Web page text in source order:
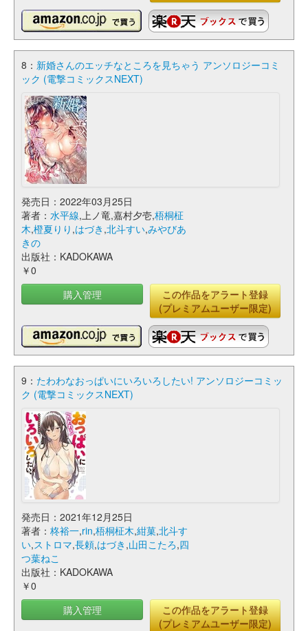
8： 新婚さんのエッチなところを見ちゃう アンソロジーコミ
ック (電撃コミックスNEXT)
発売日：2022年03月25日
著者： 水平線,上ノ竜,嘉村夕壱,梧桐柾
木,橙夏りり ,はづき ,北斗すい,みやびあ
きの
出版社：KADOKAWA
￥0
購入管理
この作品をアラート登録
(プレミアムユーザー限定)
9： たわわなおっぱいにいろいろしたい! アンソロジーコミッ
ク (電撃コミックスNEXT)
発売日：2021年12月25日
著者： 柊裕一,rin,梧桐柾木,紺菓,北斗す
い,ストロマ,長頼,はづき ,山田こたろ,四
つ葉ねこ
出版社：KADOKAWA
￥0
購入管理
この作品をアラート登録
(プレミアムユーザー限定)